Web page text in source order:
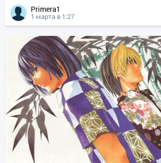
Primera1
1 марта в 1:27